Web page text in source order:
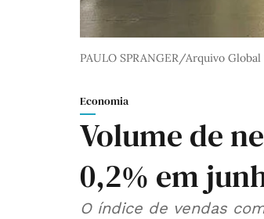
PAULO SPRANGER/Arquivo
Economia
Volume de
0,2% em
O índice de vendas